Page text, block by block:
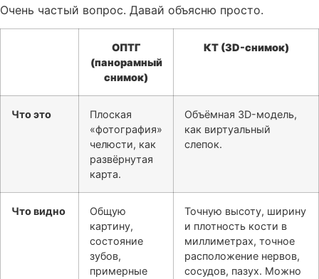
Очень частый вопрос. Давай объясню просто.
ОПТГ
(панорамный
снимок)
КТ (3D-снимок)
Что это
Плоская
«фотография»
челюсти, как
развёрнутая
карта.
Объёмная 3D-модель,
как виртуальный
слепок.
Что видно
Общую
картину,
состояние
зубов,
примерные
Точную высоту, ширину
и плотность кости в
миллиметрах, точное
расположение нервов,
сосудов, пазух. Можно